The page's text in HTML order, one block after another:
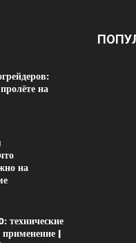
на
на
технические
применение |